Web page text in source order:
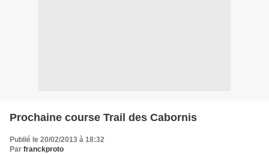
Prochaine course Trail des Cabornis
Publié le 20/02/2013 à 18:32
Par franckproto